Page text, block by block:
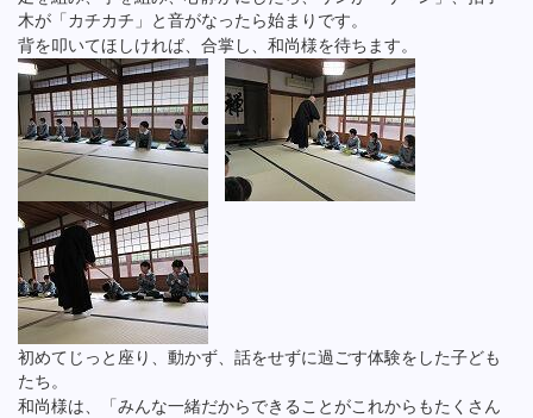
木が「カチカチ」と音がなったら始まりです。
背を叩いてほしければ、合掌し、和尚様を待ちます。
初めてじっと座り、動かず、話をせずに過ごす体験をした子ども
たち。
和尚様は、「みんな一緒だからできることがこれからもたくさん